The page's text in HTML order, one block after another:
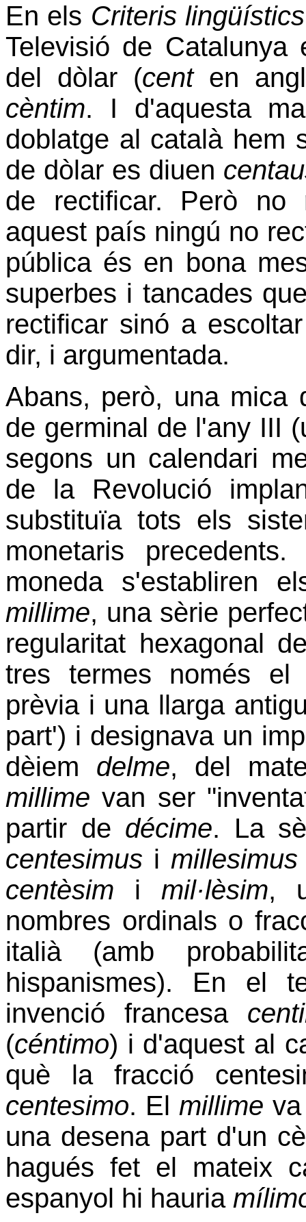
En els Criteris
Televisió de
del dòlar (centen
cèntim. I d'aquesta
doblatge al català hem
de dòlar es diuen
de rectificar. Però no
aquest país ningú no
pública és en bona
superbes i tancades
rectificar sinó a
dir, i argumentada.
Abans, però, una mica
de germinal de l'any III
segons un calendari
de la Revolució
substituïa tots els
monetaris
moneda s'establiren
millime, una sèrie
regularitat hexagonal
tres termes només el
prèvia i una llarga
part') i designava un
dèiem delme, del
millime van ser
partir de décime. La
centesimus i millesimus
centèsim i mil·lèsim,
nombres ordinals o
italià (amb
hispanismes). En el
invenció francesa
(céntimo) i d'aquest al
què la fracció
centesimo. El millime
una desena part d'un
hagués fet el mateix
espanyol hi hauria